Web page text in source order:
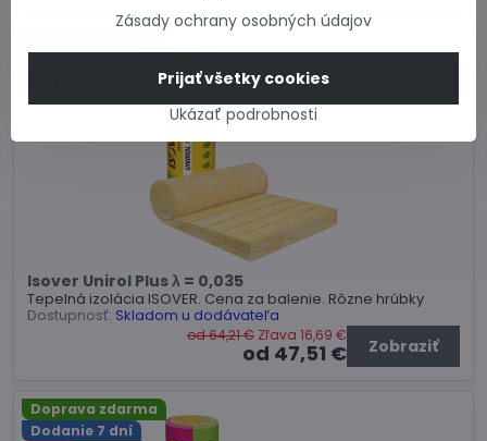
Isover Unirol Plus λ = 0,035
Tepelná izolácia ISOVER. Cena za balenie. Rôzne hrúbky
Dostupnosť: Skladom u dodávateľa
od 47,51 €
od 64,21 € Zľava 16,69 €
Zobraziť
Doprava zdarma
Dodanie 7 dní
Zásady ochrany osobných údajov
Ukázať podrobnosti
Prijať všetky cookies